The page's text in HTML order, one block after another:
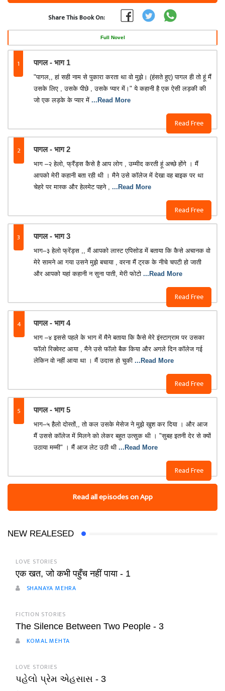
Share This Book On:
Full Novel
1 पागल - भाग 1
Read Free
"पागल,, हां सही नाम से पुकारा करता था वो मुझे। (हंसते हुए) पागल ही तो हूं मैं
उसके लिए , उसके पीछे , उसके प्यार में।" ये कहानी है एक ऐसी लड़की की
जो एक लड़के के प्यार में ...Read More
2 पागल - भाग 2
Read Free
भाग –२ हेलो, फ्रैंड्स कैसे है आप लोग , उम्मीद करती हूं अच्छे होंगे । मैं
आपको मेरी कहानी बता रही थी । मैने उसे कॉलेज में देखा वह बाइक पर था
चेहरे पर मास्क और हेलमेट पहने , ...Read More
3 पागल - भाग 3
Read Free
भाग–३ हेलो फ्रेंड्स ,, मैं आपको लास्ट एपिसोड में बताया कि कैसे अचानक वो
मेरे सामने आ गया उसने मुझे बचाया , वरना मैं ट्रक के नीचे चपटी हो जाती
और आपको यहां कहानी न सुना पाती, मेरी फोटो ...Read More
4 पागल - भाग 4
Read Free
भाग –४ इससे पहले के भाग में मैने बताया कि कैसे मेरे इंस्टाग्राम पर उसका
फॉलो रिक्वेस्ट आया , मैने उसे फॉलो बैक किया और अगले दिन कॉलेज गई
लेकिन वो नहीं आया था । मैं उदास हो चुकी ...Read More
5 पागल - भाग 5
Read Free
भाग–५ हैलो दोस्तों,, तो कल उसके मेसेज ने मुझे खुश कर दिया । और आज
मैं उससे कॉलेज में मिलने को लेकर बहुत उत्सुक थी । "सुबह इतनी देर से क्यों
उठाया मम्मी" । मैं आज लेट उठी थी ...Read More
Read all episodes on App
NEW REALESED
LOVE STORIES
एक खत, जो कभी पहुँच नहीं पाया - 1
SHANAYA MEHRA
FICTION STORIES
The Silence Between Two People - 3
KOMAL MEHTA
LOVE STORIES
પહેલો પ્રેમ એહસાસ - 3